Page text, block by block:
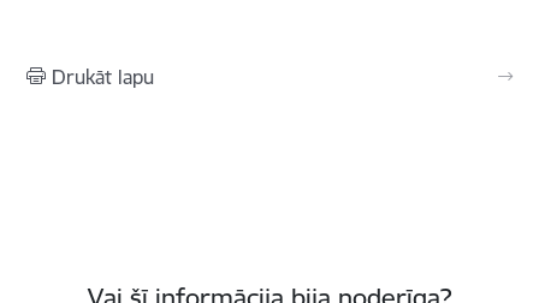
Drukāt lapu